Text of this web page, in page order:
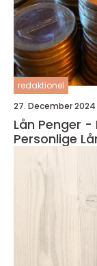
redaktionel
27. December 2024
Lån Penger -
Personlige